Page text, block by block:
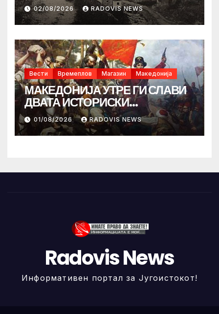
02/08/2026 RADOVIS NEWS
Вести Времеплов Магазин Македонија
МАКЕДОНИЈА УТРЕ ГИ СЛАВИ
ДВАТА ИСТОРИСКИ
ИЛИНДЕНА!
01/08/2026 RADOVIS NEWS
Radovis News
Информативен портал за Југоистокот!